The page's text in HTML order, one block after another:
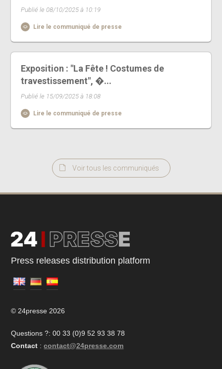
Publié le 08/10/2025 à 10:19
Lire le communiqué de presse
Exposition : "La Fête ! Costumes de
travestissement", �...
Publié le 15/09/2025 à 18:08
Lire le communiqué de presse
Voir tous les communiqués
Press releases distribution platform
© 24presse 2026
Questions ?: 00 33 (0)9 52 93 38 78
Contact : contact@24presse.com